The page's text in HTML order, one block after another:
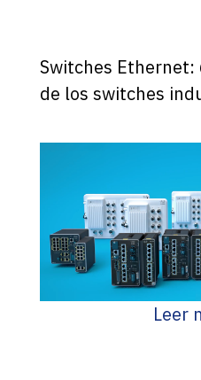
Switches
de los switches
Leer